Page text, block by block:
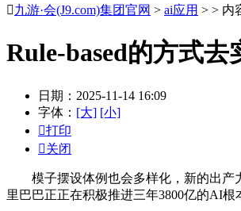
九游·会(J9.com)集团官网 > ai应用 > > 内
Rule-based的方式去
日期：2025-11-14 16:09
字体： [大] [小]
打印
关闭
模子摆设体例也会多样化，新的出产力
里巴巴正正在积极推进三年3800亿的AI